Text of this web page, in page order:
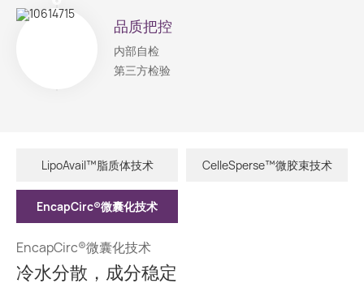
品质把控
内部自检
第三方检验
LipoAvail™脂质体技术 CelleSperse™微胶束技术
EncapCirc®微囊化技术
EncapCirc®微囊化技术
冷水分散，成分稳定